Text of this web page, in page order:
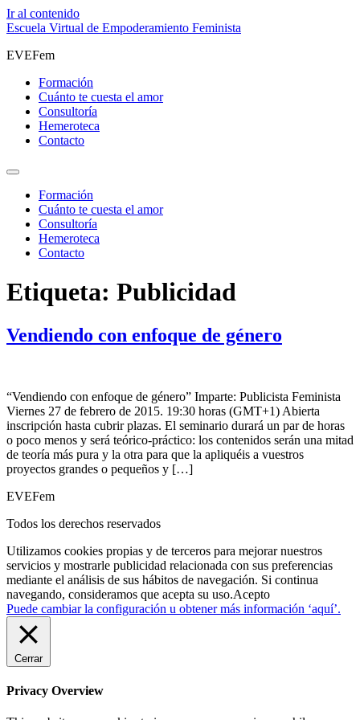
Ir al contenido
Escuela Virtual de Empoderamiento Feminista
EVEFem
Formación
Cuánto te cuesta el amor
Consultoría
Hemeroteca
Contacto
Formación
Cuánto te cuesta el amor
Consultoría
Hemeroteca
Contacto
Etiqueta: Publicidad
Vendiendo con enfoque de género
“Vendiendo con enfoque de género” Imparte: Publicista Feminista
Viernes 27 de febrero de 2015. 19:30 horas (GMT+1) Abierta
inscripción hasta cubrir plazas. El seminario durará un par de horas
o poco menos y será teórico-práctico: los contenidos serán una mitad
de teoría más pura y la otra para que la apliquéis a vuestros
proyectos grandes o pequeños y […]
EVEFem
Todos los derechos reservados
Utilizamos cookies propias y de terceros para mejorar nuestros
servicios y mostrarle publicidad relacionada con sus preferencias
mediante el análisis de sus hábitos de navegación. Si continua
navegando, consideramos que acepta su uso.Acepto
Puede cambiar la configuración u obtener más información ‘aquí’.
Cerrar
Privacy Overview